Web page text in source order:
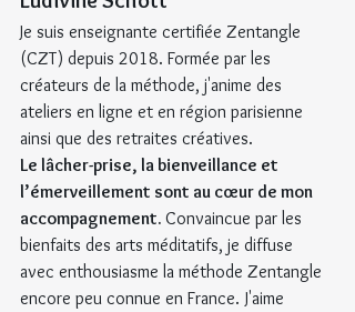
Je suis enseignante certifiée Zentangle
(CZT) depuis 2018. Formée par les
créateurs de la méthode, j'anime des
ateliers en ligne et en région parisienne
ainsi que des retraites créatives.
Le lâcher-prise, la bienveillance et
l’émerveillement sont au cœur de mon
accompagnement. Convaincue par les
bienfaits des arts méditatifs, je diffuse
avec enthousiasme la méthode Zentangle
encore peu connue en France. J'aime